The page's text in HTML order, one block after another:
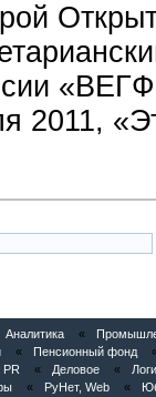
2011,
Аналитика «
« Пенсионный фонд
PR « Деловое «
« РуНет, Web «